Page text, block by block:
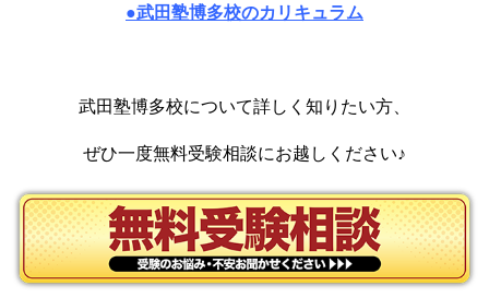
●武田塾博多校のカリキュラム
武田塾博多校について詳しく知りたい方、
ぜひ一度無料受験相談にお越しください♪